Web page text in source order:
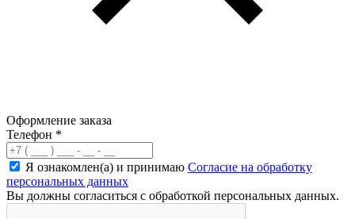
Оформление заказа
Телефон *
Я ознакомлен(а) и принимаю Согласие на обработку
персональных данных
Вы должны согласиться с обработкой персональных данных.